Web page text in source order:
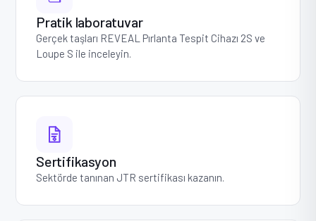
Pratik laboratuvar
Gerçek taşları REVEAL Pırlanta Tespit Cihazı 2S ve
Loupe S ile inceleyin.
Sertifikasyon
Sektörde tanınan JTR sertifikası kazanın.